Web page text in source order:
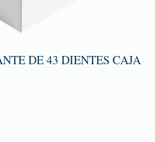
DE 43 DIENTES CAJA